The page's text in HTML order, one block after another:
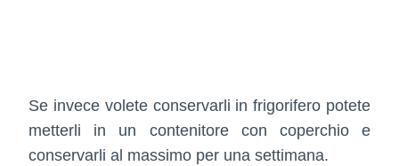
Se invece volete conservarli in frigorifero potete
metterli in un contenitore con coperchio e
conservarli al massimo per una settimana.